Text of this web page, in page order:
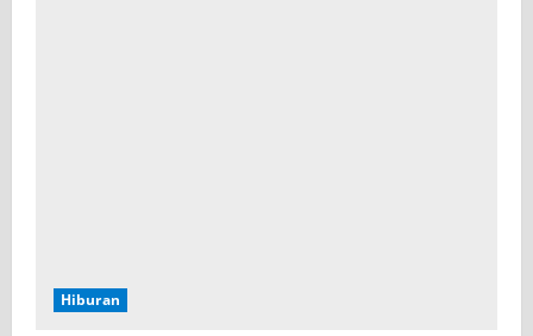
Hiburan